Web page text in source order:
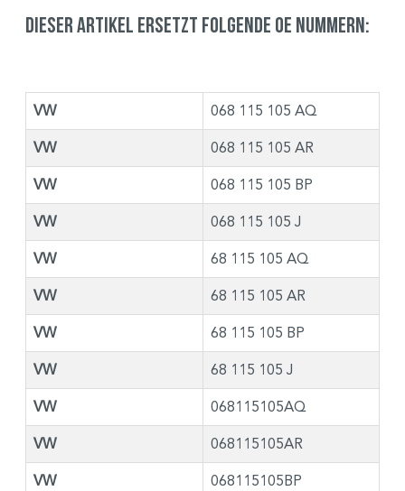
Dieser Artikel ersetzt folgende OE Nummern:
VW 068 115 105 AQ
VW 068 115 105 AR
VW 068 115 105 BP
VW 068 115 105 J
VW 68 115 105 AQ
VW 68 115 105 AR
VW 68 115 105 BP
VW 68 115 105 J
VW 068115105AQ
VW 068115105AR
VW 068115105BP